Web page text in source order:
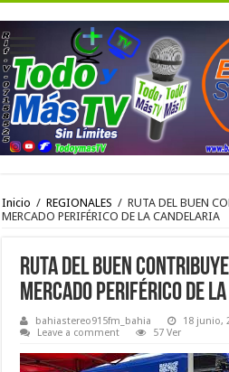
Inicio / REGIONALES / RUTA DEL BUEN
MERCADO PERIFÉRICO DE LA CANDELARIA
RUTA DEL BUEN
MERCADO PERIFÉRICO DE
bahiastereo915fm_bahia 18 junio,
Leave a comment
57 Ver